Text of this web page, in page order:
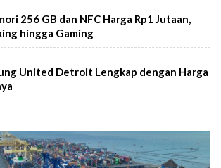
256 GB dan NFC Harga Rp1 Jutaan,
hingga Gaming
United Detroit Lengkap dengan Harga